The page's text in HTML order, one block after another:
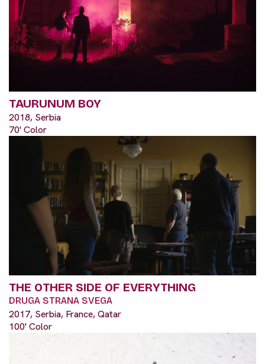
TAURUNUM BOY
2018, Serbia
70' Color
THE OTHER SIDE OF EVERYTHING
DRUGA STRANA SVEGA
2017, Serbia, France, Qatar
100' Color